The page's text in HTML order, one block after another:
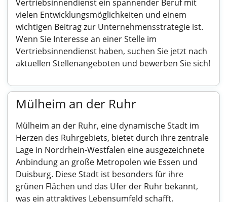
Vertriebsinnendienst ein spannender Beruf mit
vielen Entwicklungsmöglichkeiten und einem
wichtigen Beitrag zur Unternehmensstrategie ist.
Wenn Sie Interesse an einer Stelle im
Vertriebsinnendienst haben, suchen Sie jetzt nach
aktuellen Stellenangeboten und bewerben Sie sich!
Mülheim an der Ruhr
Mülheim an der Ruhr, eine dynamische Stadt im
Herzen des Ruhrgebiets, bietet durch ihre zentrale
Lage in Nordrhein-Westfalen eine ausgezeichnete
Anbindung an große Metropolen wie Essen und
Duisburg. Diese Stadt ist besonders für ihre
grünen Flächen und das Ufer der Ruhr bekannt,
was ein attraktives Lebensumfeld schafft.